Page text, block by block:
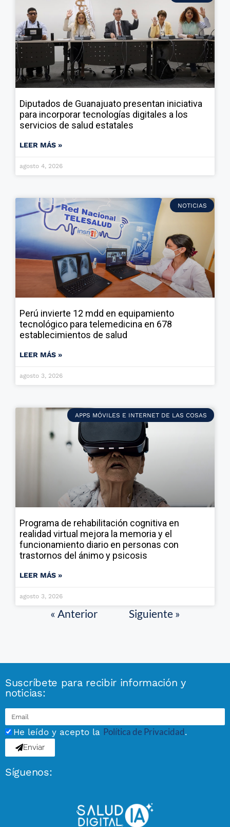
Diputados de Guanajuato presentan iniciativa
para incorporar tecnologías digitales a los
servicios de salud estatales
LEER MÁS »
agosto 4, 2026
NOTICIAS
Perú invierte 12 mdd en equipamiento
tecnológico para telemedicina en 678
establecimientos de salud
LEER MÁS »
agosto 3, 2026
APPS MÓVILES E INTERNET DE LAS COSAS
Programa de rehabilitación cognitiva en
realidad virtual mejora la memoria y el
funcionamiento diario en personas con
trastornos del ánimo y psicosis
LEER MÁS »
agosto 3, 2026
« Anterior Siguiente »
Suscríbete para recibir información y
noticias:
He leído y acepto la Política de Privacidad.
Enviar
Síguenos: